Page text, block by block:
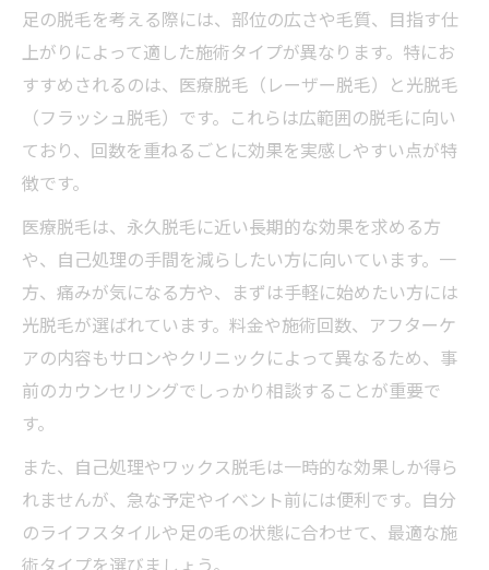
足の脱毛を考える際には、部位の広さや毛質、目指す仕
上がりによって適した施術タイプが異なります。特にお
すすめされるのは、医療脱毛（レーザー脱毛）と光脱毛
（フラッシュ脱毛）です。これらは広範囲の脱毛に向い
ており、回数を重ねるごとに効果を実感しやすい点が特
徴です。
医療脱毛は、永久脱毛に近い長期的な効果を求める方
や、自己処理の手間を減らしたい方に向いています。一
方、痛みが気になる方や、まずは手軽に始めたい方には
光脱毛が選ばれています。料金や施術回数、アフターケ
アの内容もサロンやクリニックによって異なるため、事
前のカウンセリングでしっかり相談することが重要で
す。
また、自己処理やワックス脱毛は一時的な効果しか得ら
れませんが、急な予定やイベント前には便利です。自分
のライフスタイルや足の毛の状態に合わせて、最適な施